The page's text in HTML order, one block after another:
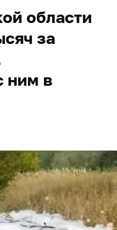
области
за
ним в